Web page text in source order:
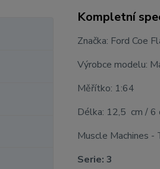
Kompletní
Značka: Ford Coe
Výrobce modelu:
Měřítko: 1:64
Délka: 12,5 cm / 6
Muscle Machines -
Serie: 3